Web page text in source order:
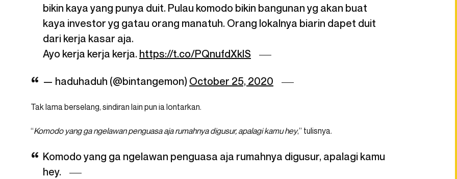
bikin kaya yang punya duit. Pulau komodo bikin bangunan yg akan buat
kaya investor yg gatau orang manatuh. Orang lokalnya biarin dapet duit
dari kerja kasar aja.
Ayo kerja kerja kerja. https://t.co/PQnufdXkIS
— haduhaduh (@bintangemon) October 25, 2020
Tak lama berselang, sindiran lain pun ia lontarkan.
“Komodo yang ga ngelawan penguasa aja rumahnya digusur, apalagi kamu hey,” tulisnya.
Komodo yang ga ngelawan penguasa aja rumahnya digusur, apalagi kamu
hey.